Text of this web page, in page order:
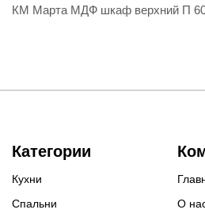
КМ Марта МДФ шкаф верхний П
Категории
Кухни
Спальни
О